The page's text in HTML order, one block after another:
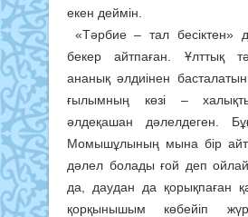
екен деймін.
«Тәрбие – тал бесіктен»
бекер айтпаған. Ұлттық
ананық әлдиінен
ғылымның көзі –
әлдеқашан дәлелдеген.
Момышұлының мына бір
дәлел болады ғой деп
да, даудан да қорықпаған
қорқынышым көбейіп